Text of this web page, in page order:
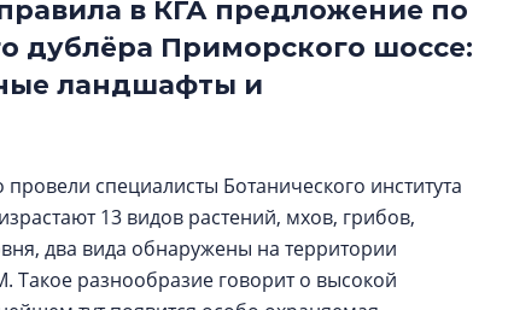
в КГА предложение по
дублёра Приморского шоссе:
ландшафты и
специалисты Ботанического института
13 видов растений, мхов, грибов,
два вида обнаружены на территории
Такое разнообразие говорит о высокой
2020-2026 годов
дешевле